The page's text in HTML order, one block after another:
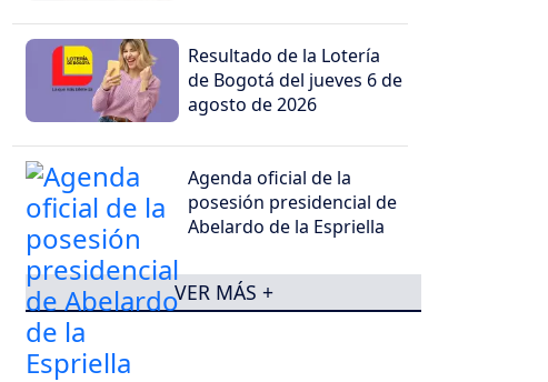
Resultado de la Lotería
de Bogotá del jueves 6 de
agosto de 2026
Agenda oficial de la
posesión presidencial de
Abelardo de la Espriella
VER MÁS +